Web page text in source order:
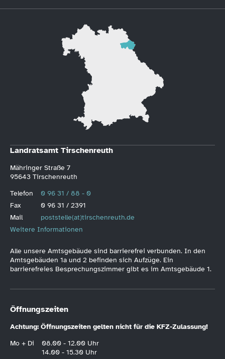
Landratsamt Tirschenreuth
Mähringer Straße 7
95643 Tirschenreuth
Telefon
0 96 31 / 88 - 0
Fax
0 96 31 / 2391
Mail
poststelle(at)tirschenreuth.de
Weitere Informationen
Alle unsere Amtsgebäude sind barrierefrei verbunden. In den
Amtsgebäuden 1a und 2 befinden sich Aufzüge. Ein
barrierefreies Besprechungszimmer gibt es im Amtsgebäude 1.
Öffnungszeiten
Achtung: Öffnungszeiten gelten nicht für die KFZ-Zulassung!
Mo + Di
08.00 - 12.00 Uhr
14.00 - 15.30 Uhr